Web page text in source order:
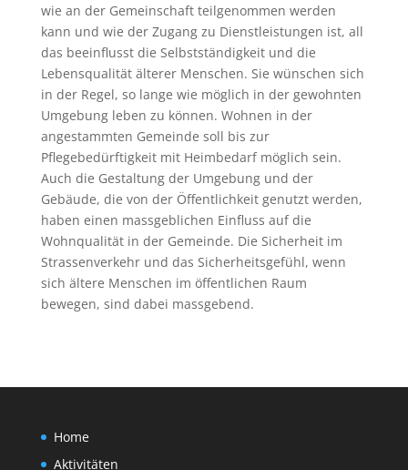
wie an der Gemeinschaft teilgenommen werden
kann und wie der Zugang zu Dienstleistungen ist, all
das beeinflusst die Selbstständigkeit und die
Lebensqualität älterer Menschen. Sie wünschen sich
in der Regel, so lange wie möglich in der gewohnten
Umgebung leben zu können. Wohnen in der
angestammten Gemeinde soll bis zur
Pflegebedürftigkeit mit Heimbedarf möglich sein.
Auch die Gestaltung der Umgebung und der
Gebäude, die von der Öffentlichkeit genutzt werden,
haben einen massgeblichen Einfluss auf die
Wohnqualität in der Gemeinde. Die Sicherheit im
Strassenverkehr und das Sicherheitsgefühl, wenn
sich ältere Menschen im öffentlichen Raum
bewegen, sind dabei massgebend.
Home
Aktivitäten